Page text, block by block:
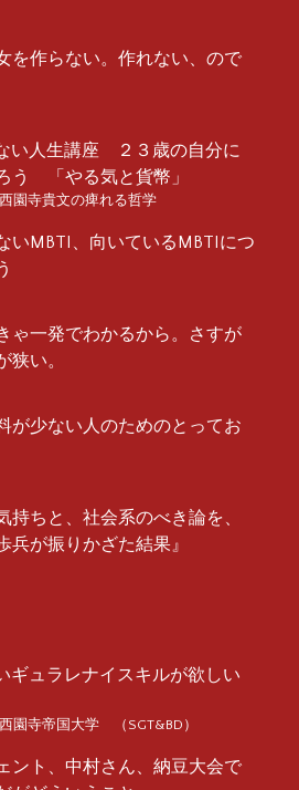
を作らない。作れない、ので
い人生講座 ２３歳の自分に
う 「やる気と貨幣」
西園寺貴文の痺れる哲学
いMBTI、向いているMBTIにつ
ゃ一発でわかるから。さすが
狭い。
が少ない人のためのとってお
持ちと、社会系のべき論を、
兵が振りかざた結果』
ギュラレナイスキルが欲しい
西園寺帝国大学 （SGT&BD）
ント、中村さん、納豆大会で